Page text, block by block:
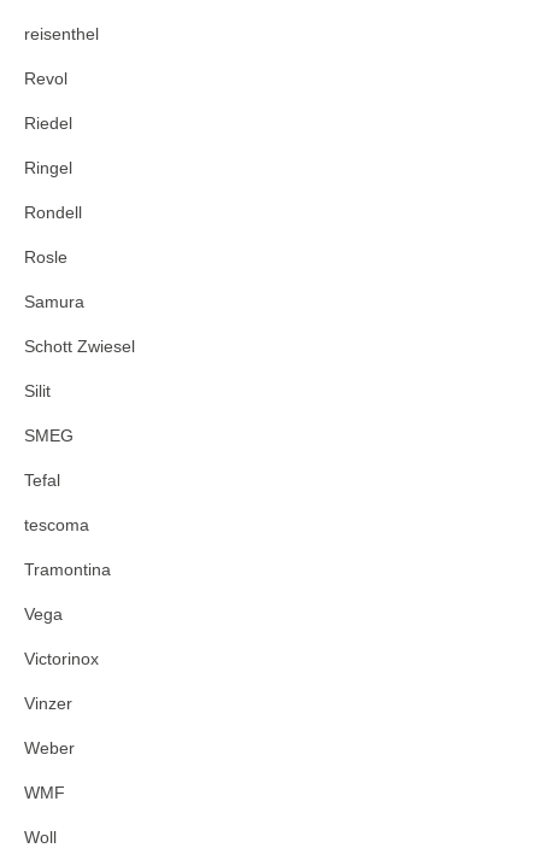
reisenthel
Revol
Riedel
Ringel
Rondell
Rosle
Samura
Schott Zwiesel
Silit
SMEG
Tefal
tescoma
Tramontina
Vega
Victorinox
Vinzer
Weber
WMF
Woll